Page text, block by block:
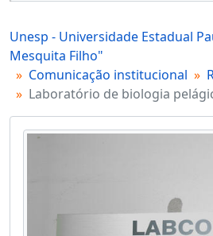
Unesp - Universidade Estadual
Mesquita Filho"
Comunicação institucional
Laboratório de biologia